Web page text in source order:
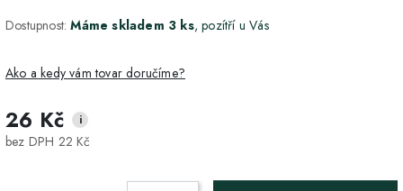
Dostupnost:Máme skladem 3 ks, pozítří u Vás
Ako a kedy vám tovar doručíme?
DPD Home - doručenie
na adresu
26 Kč i
bez DPH 22 Kč